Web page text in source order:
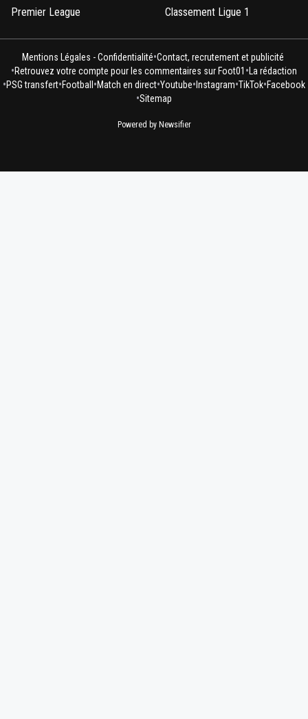
Premier League
Classement Ligue 1
Mentions Légales - Confidentialité•Contact, recrutement et publicité
•Retrouvez votre compte pour les commentaires sur Foot01 • La rédaction
•PSG transfert•Football •Match en direct•Youtube• Instagram•TikTok•Facebook
•Sitemap
Powered by Newsifier